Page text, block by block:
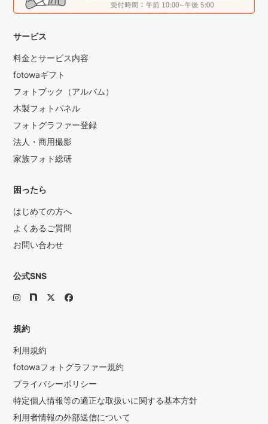
サービス
料金とサービス内容
fotowaギフト
フォトブック（アルバム）
木製フォトパネル
フォトグラファー登録
法人・商用撮影
家族フォト総研
困ったら
はじめての方へ
よくあるご質問
お問い合わせ
公式SNS
規約
利用規約
fotowaフォトグラファー規約
プライバシーポリシー
特定個人情報等の適正な取扱いに関する基本方針
利用者情報の外部送信について